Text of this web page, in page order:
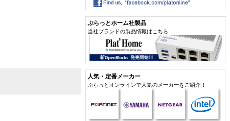
ぷらっとホーム社製品
当社ブランドの製品情報はこちら
人気・定番メーカー
ぷらっとオンラインで人気のメーカーをご紹介！